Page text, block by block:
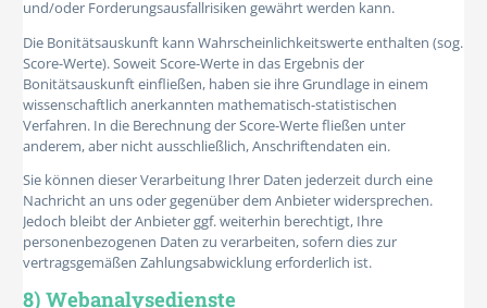
und/oder Forderungsausfallrisiken gewährt werden kann.
Die Bonitätsauskunft kann Wahrscheinlichkeitswerte enthalten (sog.
Score-Werte). Soweit Score-Werte in das Ergebnis der
Bonitätsauskunft einfließen, haben sie ihre Grundlage in einem
wissenschaftlich anerkannten mathematisch-statistischen
Verfahren. In die Berechnung der Score-Werte fließen unter
anderem, aber nicht ausschließlich, Anschriftendaten ein.
Sie können dieser Verarbeitung Ihrer Daten jederzeit durch eine
Nachricht an uns oder gegenüber dem Anbieter widersprechen.
Jedoch bleibt der Anbieter ggf. weiterhin berechtigt, Ihre
personenbezogenen Daten zu verarbeiten, sofern dies zur
vertragsgemäßen Zahlungsabwicklung erforderlich ist.
8) Webanalysedienste